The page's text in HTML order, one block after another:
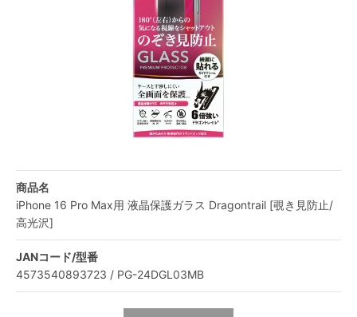
商品名
iPhone 16 Pro Max用 液晶保護ガラス Dragontrail [覗き見防止/
高光沢]
JANコード/型番
4573540893723 / PG-24DGL03MB